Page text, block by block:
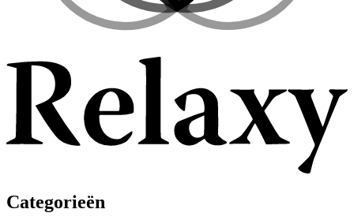
Categorieën